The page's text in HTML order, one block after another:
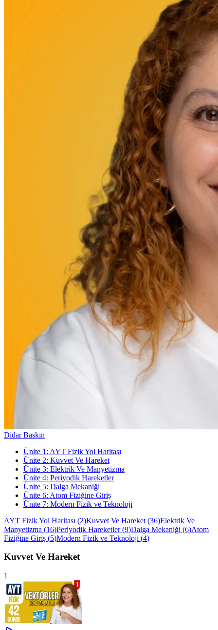
Didar Baskın
Ünite 1 : AYT Fizik Yol Haritası
Ünite 2: Kuvvet Ve Hareket
Ünite 3: Elektrik Ve Manyetizma
Ünite 4: Periyodik Hareketler
Ünite 5: Dalga Mekaniği
Ünite 6: Atom Fiziğine Giriş
Ünite 7: Modern Fizik ve Teknoloji
AYT Fizik Yol Haritası (2)Kuvvet Ve Hareket (36)Elektrik Ve
Manyetizma (16)Periyodik Hareketler(9)Dalga Mekaniği (6)Atom
Fiziğine Giriş (5)Modern Fizik ve Teknoloji (4)
Kuvvet Ve Hareket
1